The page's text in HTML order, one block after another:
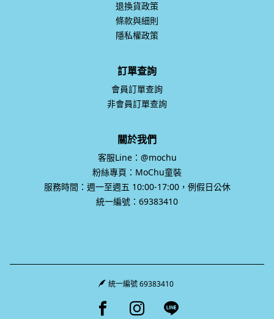
退換貨政策
條款與細則
隱私權政策
訂單查詢
會員訂單查詢
非會員訂單查詢
關於我們
客服Line：@mochu
粉絲專頁：MoChu童裝
服務時間：週一至週五 10:00-17:00，例假日公休
統一編號：69383410
統一編號 69383410
Facebook page
Instagram page
Line page